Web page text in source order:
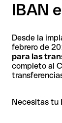
IBAN
Desde la
febrero de
para las
completo al
Necesitas tu